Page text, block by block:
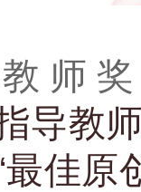
教 师 奖
导教
最佳原